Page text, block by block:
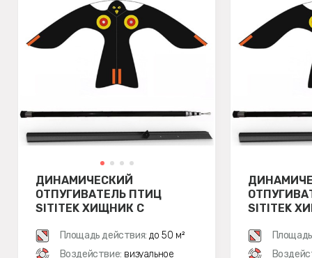
ДИНАМИЧЕСКИЙ
ОТПУГИВАТЕЛЬ ПТИЦ
SITITEK ХИЩНИК С
(КОМПЛЕКТ)
Площадь действия: до 50 м²
Воздействие: визуальное
SITITEK